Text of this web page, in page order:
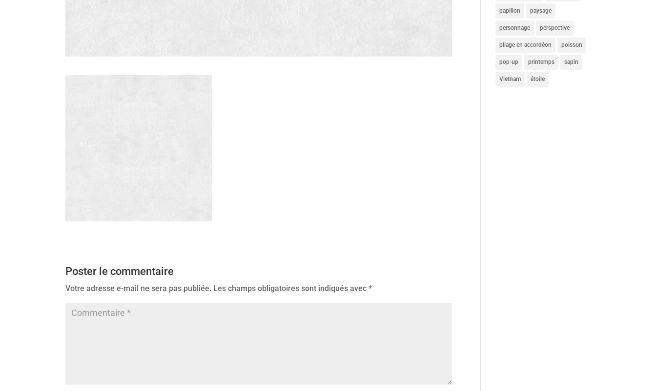
Poster le commentaire
Votre adresse e-mail ne sera pas publiée. Les champs obligatoires sont indiqués avec*
papillon paysage
personnage perspective
pliage en accordéon poisson
pop-up printemps sapin
Vietnam étoile